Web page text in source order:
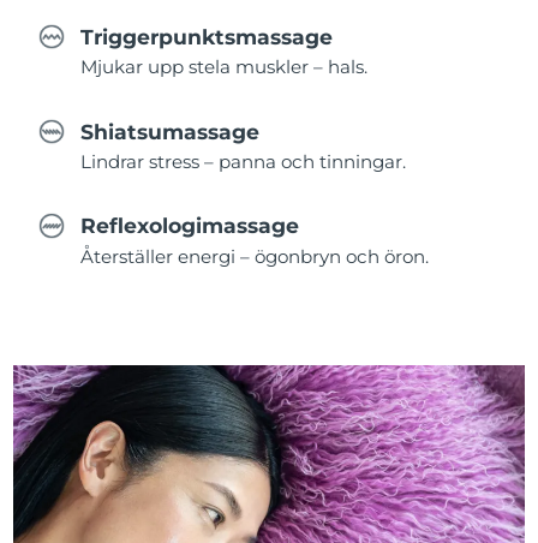
Triggerpunktsmassage
Mjukar upp stela muskler – hals.
Shiatsumassage
Lindrar stress – panna och tinningar.
Reflexologimassage
Återställer energi – ögonbryn och öron.